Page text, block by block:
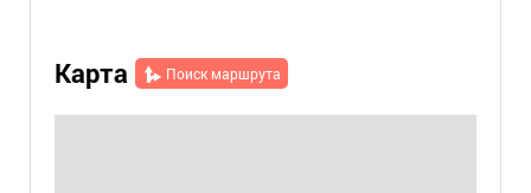
Карта Поиск маршрута